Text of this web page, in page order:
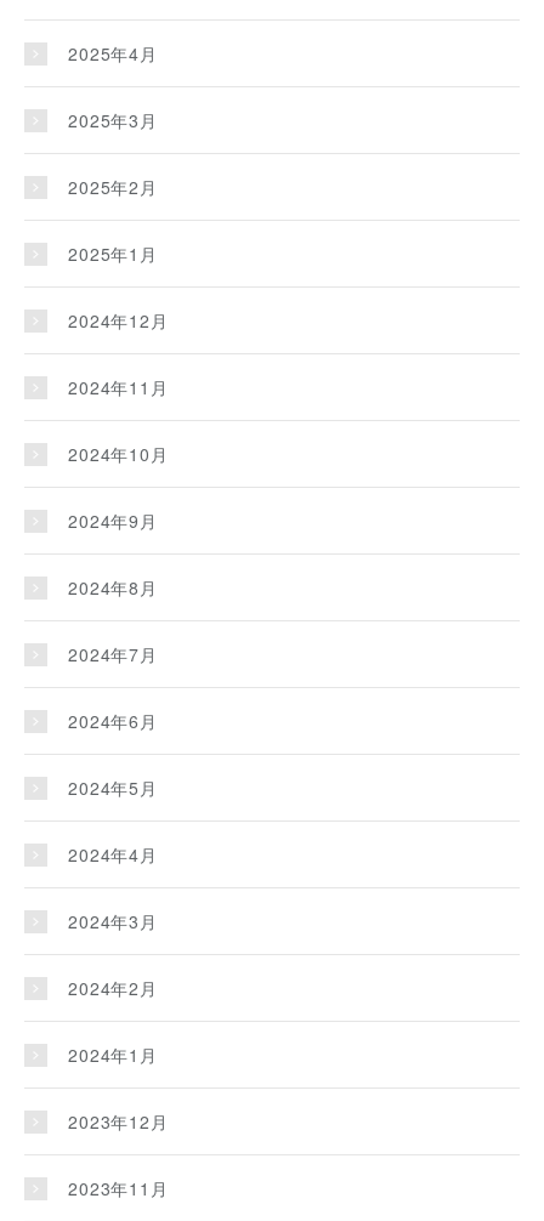
2025年4月
2025年3月
2025年2月
2025年1月
2024年12月
2024年11月
2024年10月
2024年9月
2024年8月
2024年7月
2024年6月
2024年5月
2024年4月
2024年3月
2024年2月
2024年1月
2023年12月
2023年11月